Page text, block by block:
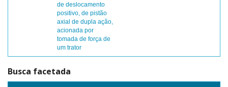
de deslocamento
positivo, de pistão
axial de dupla ação,
acionada por
tomada de força de
um trator
Busca facetada